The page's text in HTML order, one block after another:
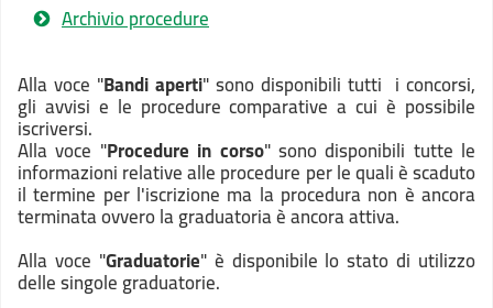
Archivio procedure
Alla voce "Bandi aperti" sono disponibili tutti i concorsi,
gli avvisi e le procedure comparative a cui è possibile
iscriversi.
Alla voce "Procedure in corso" sono disponibili tutte le
informazioni relative alle procedure per le quali è scaduto
il termine per l'iscrizione ma la procedura non è ancora
terminata ovvero la graduatoria è ancora attiva.
Alla voce "Graduatorie" è disponibile lo stato di utilizzo
delle singole graduatorie.